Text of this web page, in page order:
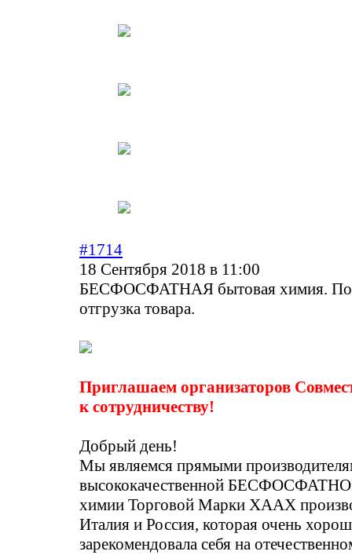
#1714
18 Сентября 2018 в 11:00
БЕСФОСФАТНАЯ бытовая химия.
отгрузка товара.
Приглашаем организаторов
к сотрудничеству!
Добрый день!
Мы являемся прямыми
высококачественной
химии Торговой Марки ХААХ
Италия и Россия, которая очень
зарекомендовала себя на